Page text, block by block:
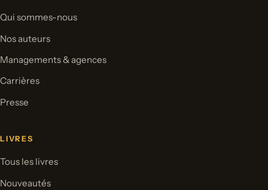
Qui sommes-nous
Nos auteurs
Managements & agences
Carrières
Presse
LIVRES
Tous les livres
Nouveautés